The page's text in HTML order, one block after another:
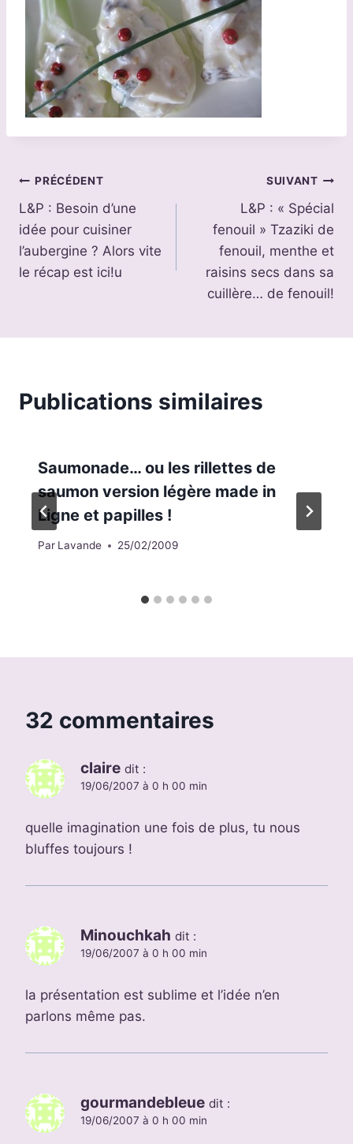
Navigation
de
l’article
PRÉCÉDENT
L&P : Besoin d’une
idée pour cuisiner
l’aubergine ? Alors vite
le récap est ici!u
SUIVANT
L&P : « Spécial
fenouil » Tzaziki de
fenouil, menthe et
raisins secs dans sa
cuillère… de fenouil!
Publications similaires
Saumonade… ou les rillettes de
saumon version légère made in
Ligne et papilles !
Par Lavande 25/02/2009
32 commentaires
claire dit :
19/06/2007 à 0 h 00 min
quelle imagination une fois de plus, tu nous
bluffes toujours !
Minouchkah dit :
19/06/2007 à 0 h 00 min
la présentation est sublime et l’idée n’en
parlons même pas.
gourmandebleue dit :
19/06/2007 à 0 h 00 min